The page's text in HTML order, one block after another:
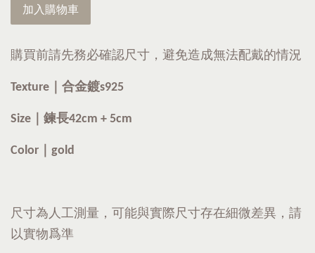
加入購物車
購買前請先務必確認尺寸，避免造成無法配戴的情況
Texture｜ 合金鍍s925
Size｜鍊長42cm + 5cm
Color｜gold
尺寸為人工測量，可能與實際尺寸存在細微差異，請
以實物爲準